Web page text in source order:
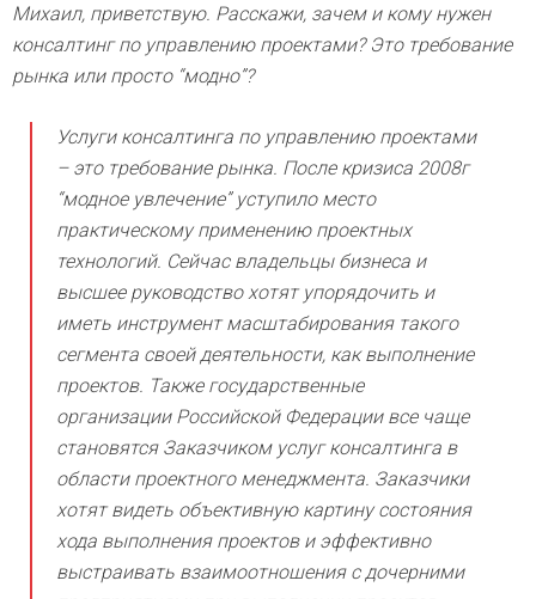
Михаил, приветствую. Расскажи, зачем и кому нужен
консалтинг по управлению проектами? Это требование
рынка или просто “модно”?
Услуги консалтинга по управлению проектами
– это требование рынка. После кризиса 2008г
“модное увлечение” уступило место
практическому применению проектных
технологий. Сейчас владельцы бизнеса и
высшее руководство хотят упорядочить и
иметь инструмент масштабирования такого
сегмента своей деятельности, как выполнение
проектов. Также государственные
организации Российской Федерации все чаще
становятся Заказчиком услуг консалтинга в
области проектного менеджмента. Заказчики
хотят видеть объективную картину состояния
хода выполнения проектов и эффективно
выстраивать взаимоотношения с дочерними